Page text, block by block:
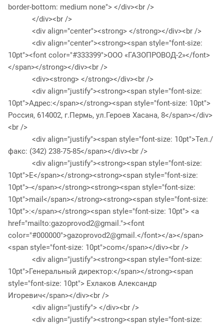
border-bottom: medium none"> </div><br />
</div><br />
<div align="center"><strong> </strong></div><br />
<div align="center"><strong><span style="font-size:
10pt"><font color="#333399">ООО «ГАЗОПРОВОД-2»</font>
</span></strong></div><br />
<div><strong> </strong></div><br />
<div align="justify"><strong><span style="font-size:
10pt">Адрес:</span></strong><span style="font-size: 10pt">
Россия, 614002, г.Пермь, ул.Героев Хасана, 8</span></div>
<br />
<div align="justify"><span style="font-size: 10pt">Тел./
факс: (342) 238-75-85</span></div><br />
<div align="justify"><strong><span style="font-size:
10pt">E</span></strong><strong><span style="font-size:
10pt">-</span></strong><strong><span style="font-size:
10pt">mail</span></strong><strong><span style="font-size:
10pt">:</span></strong><span style="font-size: 10pt"> <a
href="mailto:gazoprovod2@gmail."><font
color="#000000">gazoprovod2@gmail.</font></a></span>
<span style="font-size: 10pt">com</span></div><br />
<div align="justify"><strong><span style="font-size:
10pt">Генеральный директор:</span></strong><span
style="font-size: 10pt"> Ехлаков Александр
Игоревич</span></div><br />
<div align="justify"> </div><br />
<div align="justify"><strong><span style="font-size: